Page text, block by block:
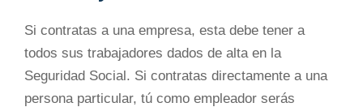
Si contratas a una empresa, esta debe tener a
todos sus trabajadores dados de alta en la
Seguridad Social. Si contratas directamente a una
persona particular, tú como empleador serás